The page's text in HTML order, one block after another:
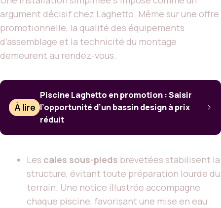
argument décisif chez Laghetto. Même sur une offre
promotionnelle, la qualité des équipements
d’assemblage et la technicité du montage
demeurent au rendez-vous.
À lire
Piscine Laghetto en promotion : Saisir
l’opportunité d’un bassin design à prix
réduit
Les cales sous-pieds brevetées stabilisent la
structure, évitant toute préparation lourde du
terrain. Une notice illustrée accompagne
chaque piscine, favorisant une mise en eau